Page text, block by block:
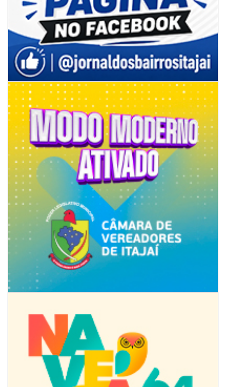
09/08/2026 | 07:00
Novo programa trabalha a prevenção de desastres climáticos na Rede
Municipal de Ensino
NAVEGANTES
4º Festival Náutico de Navegantes reúne esporte, tradição e regatas
BALNEÁRIO PIÇARRAS